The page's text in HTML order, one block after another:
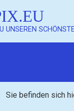
UNSEREN
Sie befinden sich